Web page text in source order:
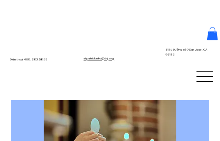
Điện thoại 408.283.5858 stpatrickinfo@dsj.org
51 N. Đường số 9 San Jose, CA
95112